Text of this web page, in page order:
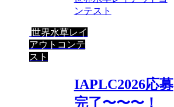
ンテスト
世界水草レイ
アウトコンテ
スト
IAPLC2026応募
完了〜〜〜！